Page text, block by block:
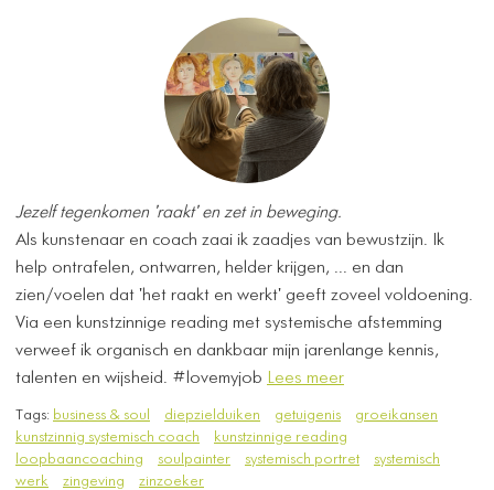
Jezelf tegenkomen 'raakt' en zet in beweging.
Als kunstenaar en coach zaai ik zaadjes van bewustzijn. Ik
help ontrafelen, ontwarren, helder krijgen, ... en dan
zien/voelen dat 'het raakt en werkt' geeft zoveel voldoening.
Via een kunstzinnige reading met systemische afstemming
verweef ik organisch en dankbaar mijn jarenlange kennis,
talenten en wijsheid. #lovemyjob Lees meer
Tags: business & soul diepzielduiken getuigenis
groeikansen
kunstzinnig systemisch coach
kunstzinnige reading
loopbaancoaching
soulpainter systemisch portret
systemisch
werk
zingeving zinzoeker